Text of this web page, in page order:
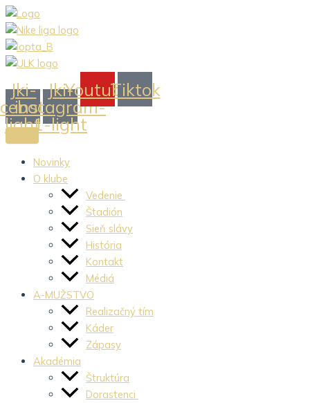
Preskočiť
na
obsah
Jki-
light
Jki-
instagram-
1-light
YoutubeTiktok
Novinky
O klube
Vedenie
Štadión
Sieň slávy
História
Kontakt
Médiá
A-MUŽSTVO
Realizačný tím
Káder
Zápasy
Akadémia
Štruktúra
Dorastenci